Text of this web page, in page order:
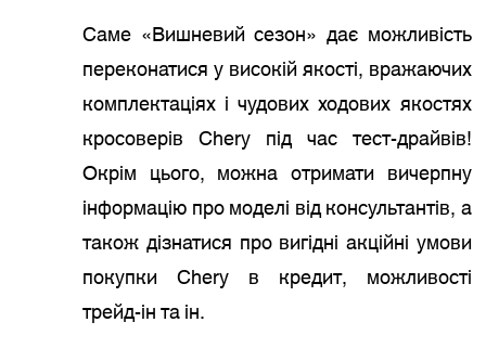
Саме «Вишневий сезон» дає можливість
переконатися у високій якості, вражаючих
комплектаціях і чудових ходових якостях
кросоверів Chery під час тест-драйвів!
Окрім цього, можна отримати вичерпну
інформацію про моделі від консультантів, а
також дізнатися про вигідні акційні умови
покупки Chery в кредит, можливості
трейд-ін та ін.